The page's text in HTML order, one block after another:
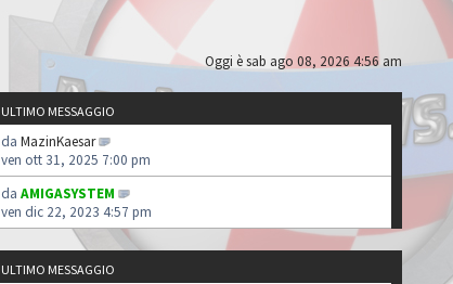
Oggi è sab ago 08, 2026 4:56 am
ULTIMO MESSAGGIO
da MazinKaesar
ven ott 31, 2025 7:00 pm
da AMIGASYSTEM
ven dic 22, 2023 4:57 pm
ULTIMO MESSAGGIO